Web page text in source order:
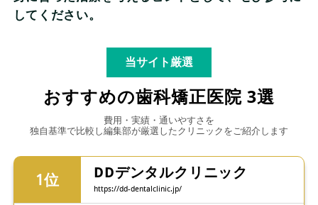
してください。
当サイト厳選
おすすめの歯科矯正医院 3選
費用・実績・通いやすさを
独自基準で比較し編集部が厳選したクリニックをご紹介します
DDデンタルクリニック
https://dd-dentalclinic.jp/